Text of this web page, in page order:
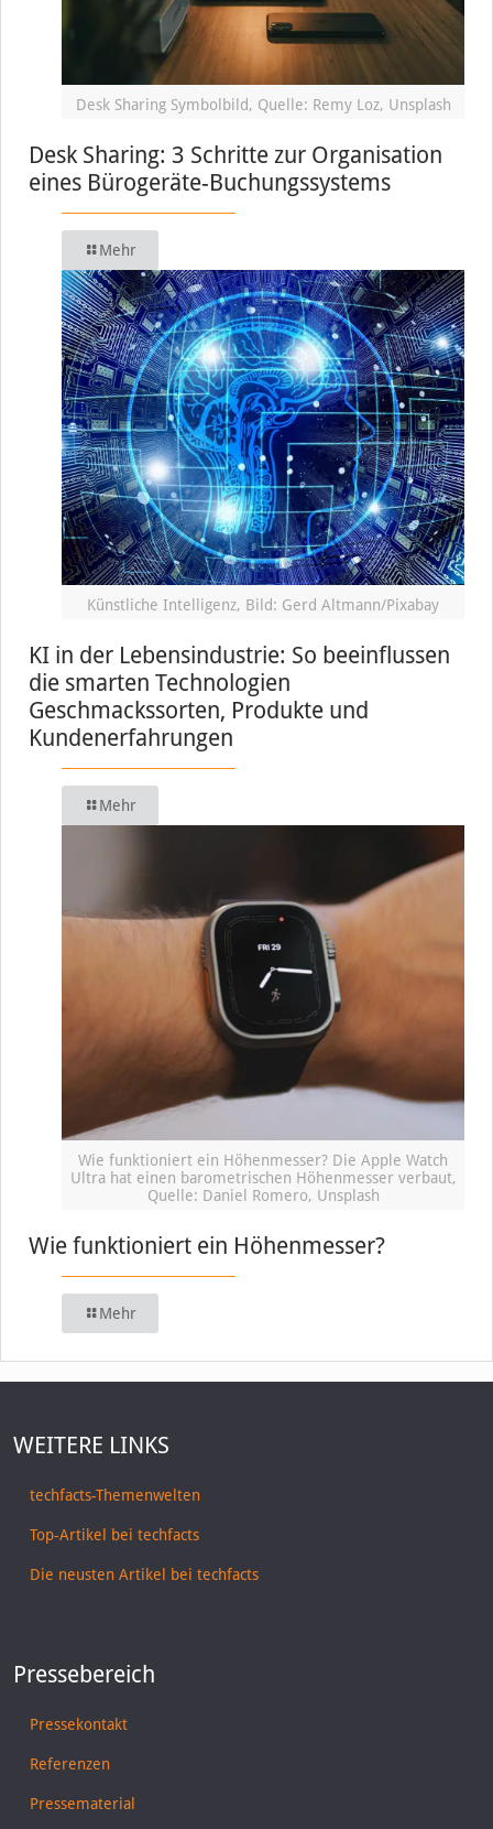
Desk Sharing Symbolbild, Quelle: Remy Loz, Unsplash
Desk Sharing: 3 Schritte zur Organisation
eines Bürogeräte-Buchungssystems
Mehr
Künstliche Intelligenz, Bild: Gerd Altmann/Pixabay
KI in der Lebensindustrie: So beeinflussen
die smarten Technologien
Geschmackssorten, Produkte und
Kundenerfahrungen
Mehr
Wie funktioniert ein Höhenmesser? Die Apple Watch
Ultra hat einen barometrischen Höhenmesser verbaut,
Quelle: Daniel Romero, Unsplash
Wie funktioniert ein Höhenmesser?
Mehr
WEITERE LINKS
techfacts-Themenwelten
Top-Artikel bei techfacts
Die neusten Artikel bei techfacts
Pressebereich
Pressekontakt
Referenzen
Pressematerial